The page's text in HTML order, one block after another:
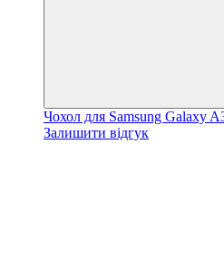
Чохол для Samsung Galaxy
Залишити відгук